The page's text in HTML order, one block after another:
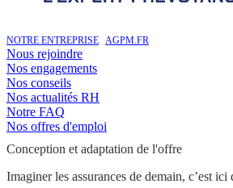
NOTRE ENTREPRISE AGPM.FR
Nous rejoindre
Nos engagements
Nos conseils
Nos actualités RH
Notre FAQ
Nos offres d'emploi
Conception et adaptation de l'offre
Imaginer les assurances de demain, c’est